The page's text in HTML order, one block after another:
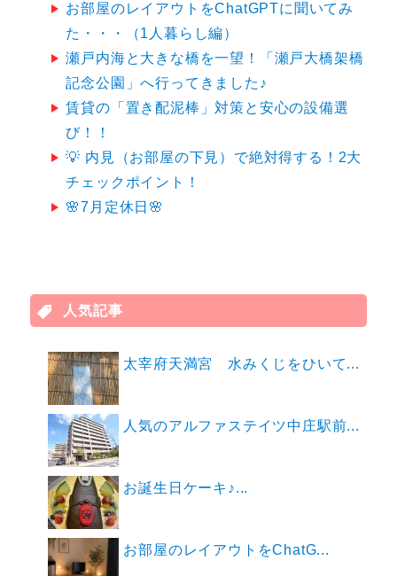
お部屋のレイアウトをChatGPTに聞いてみ
た・・・（1人暮らし編）
瀬戸内海と大きな橋を一望！「瀬戸大橋架橋
記念公園」へ行ってきました♪
賃貸の「置き配泥棒」対策と安心の設備選
び！！
💡 内見（お部屋の下見）で絶対得する！2大
チェックポイント！
🌸7月定休日🌸
人気記事
太宰府天満宮 水みくじをひいて...
人気のアルファステイツ中庄駅前...
お誕生日ケーキ♪...
お部屋のレイアウトをChatG...